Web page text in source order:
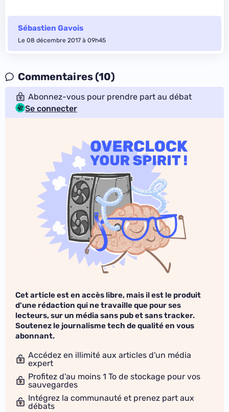
Sébastien Gavois
Le 08 décembre 2017 à 09h45
Commentaires (10)
Abonnez-vous pour prendre part au débat
Se connecter
Cet article est en accès libre, mais il est le produit
d'une rédaction qui ne travaille que pour ses
lecteurs, sur un média sans pub et sans tracker.
Soutenez le journalisme tech de qualité en vous
abonnant.
Accédez en illimité aux articles d'un média
expert
Profitez d'au moins 1 To de stockage pour vos
sauvegardes
Intégrez la communauté et prenez part aux
débats